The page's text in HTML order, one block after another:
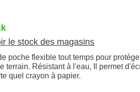
le stock des magasins
poche flexible tout temps pour
terrain. Résistant à l'eau, Il permet
quel crayon à papier.